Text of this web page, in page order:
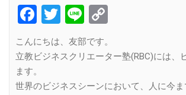
Facebook
Twitter
Line
こんにちは、友部です。
立教ビジネスクリエーター塾(RBC)には、
ます。
世界のビジネスシーンにおいて、人に今